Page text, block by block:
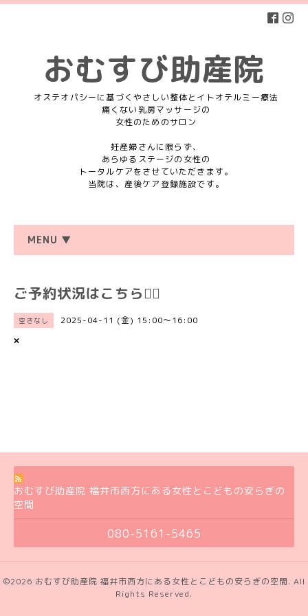
おむすび助産院
オステオパシーに基づくやさしい整体とイトオテルミー療法
痛くない乳房マッサージの
女性のためのサロン
妊産婦さんに限らず、
あらゆるステージの女性の
トータルケアをさせていただきます。
当院は、産後ケア登録施設です。
MENU ▼
ご予約状況はこちら💁‍♀️
空きなし 2025-04-11 (金) 15:00～16:00
×
おむすび助産院 福井市西方にある女性とこどもの安らぎの
空間
080-5161-5465
©2026 おむすび助産院 福井市西方にある女性とこどもの安らぎの空間. All
Rights Reserved.